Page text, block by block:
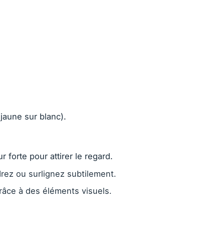
sur blanc).
forte pour attirer le regard.
ou surlignez subtilement.
à des éléments visuels.